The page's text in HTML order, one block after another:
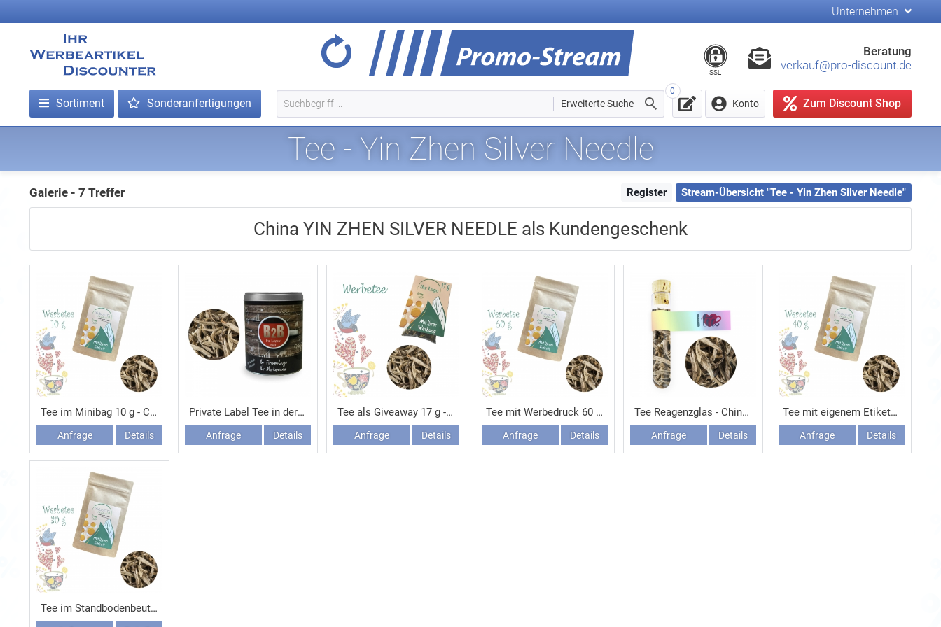
Unternehmen
Sortiment Sonderanfertigungen Erweiterte Suche
SSL
Beratung
verkauf@pro-discount.de
0
Konto Zum Discount Shop
Tee - Yin Zhen Silver Needle
Galerie - 7 Treffer Register Stream-Übersicht "Tee - Yin Zhen Silver Needle"
China YIN ZHEN SILVER NEEDLE als Kundengeschenk
Tee im Minibag 10 g - China YIN ZHEN SILVER NEEDLE
Anfrage Details
Private Label Tee in der Dose 150 g - China YIN ZHEN SILVER NEEDLE
Anfrage Details
Tee als Giveaway 17 g - China YIN ZHEN SILVER NEEDLE
Anfrage Details
Tee mit Werbedruck 60 g - China YIN ZHEN SILVER NEEDLE
Anfrage Details
Tee Reagenzglas - China YIN ZHEN SILVER NEEDLE
Anfrage Details
Tee mit eigenem Etikett 40 g - China YIN ZHEN SILVER NEEDLE
Anfrage Details
Tee im Standbodenbeutel 30 g - China YIN ZHEN SILVER NEEDLE